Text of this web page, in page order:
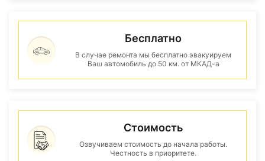
Бесплатно
В случае ремонта мы бесплатно эвакуируем
Ваш автомобиль до 50 км. от МКАД-а
Стоимость
Озвучиваем стоимость до начала работы.
Честность в приоритете.